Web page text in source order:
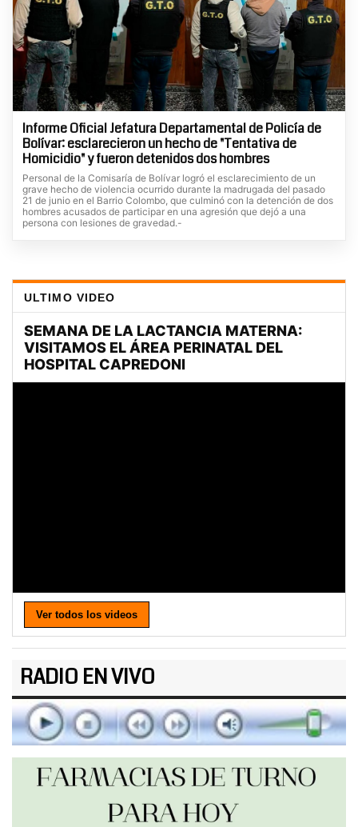
Informe Oficial Jefatura Departamental de Policía de
Bolívar: esclarecieron un hecho de "Tentativa de
Homicidio" y fueron detenidos dos hombres
Personal de la Comisaría de Bolívar logró el esclarecimiento de un
grave hecho de violencia ocurrido durante la madrugada del pasado
21 de junio en el Barrio Colombo, que culminó con la detención de dos
hombres acusados de participar en una agresión que dejó a una
persona con lesiones de gravedad.-
ULTIMO VIDEO
Ver todos los videos
RADIO EN VIVO